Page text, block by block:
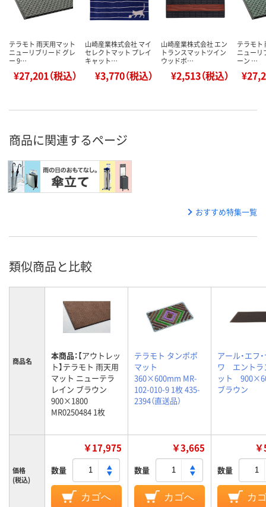
テラモト 雨天用マット
ニューリブリード グレ
ー 9…
¥27,201（税込）
山崎産業株式会社 マイ
セレクトマット プレイ
キャット…
¥3,770（税込）
山崎産業株式会社 エン
トランスマットツイン
ウッドボ…
¥2,513（税込）
テラモト
ニューリ
ーン …
商品に関連するページ
おすすめ特集一覧
類似商品と比較
商品名 本商品：【アウトレッ
ト】テラモト 雨天用
マット ニューテラ
レイン ブラウン
900×1800
MR0250484 1枚
テラモト タンポポ
マット
360×600mm MR-
102-010-9 1枚 435-
2394（直送品）
アール・エフ
ワ エントラ
ット
ブラウン
価格
(税込)
￥17,975
数量
カゴへ
￥3,665
数量
カゴへ
数量
カ